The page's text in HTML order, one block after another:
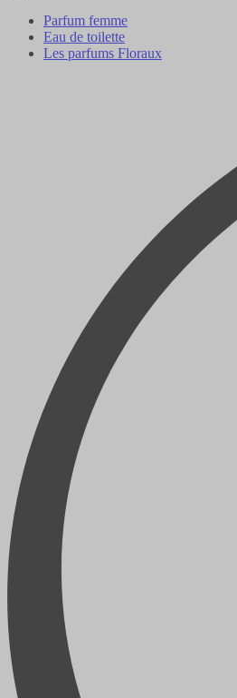
Parfum femme
Eau de toilette
Les parfums Floraux